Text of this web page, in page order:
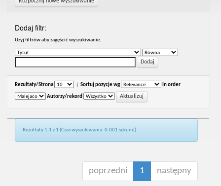
Dodaj filtr:
Uzyj filtrów aby zagęścić wyszukiwanie.
Rezultaty/Strona Sortuj pozycje wg In order
Autorzy/rekord
Rezultaty 1-1 z 1 (Czas wyszukiwania: 0.001 sekund).
poprzedni 1 następny